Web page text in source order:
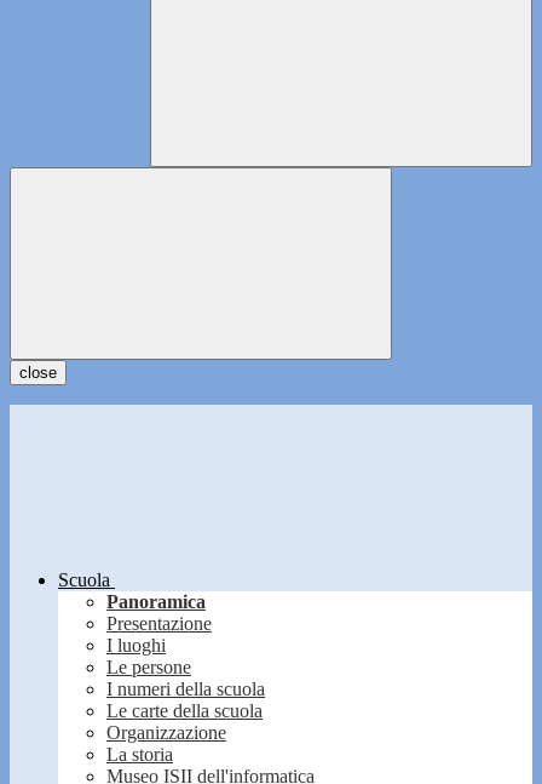
close
Scuola
Panoramica
Presentazione
I luoghi
Le persone
I numeri della scuola
Le carte della scuola
Organizzazione
La storia
Museo ISII dell'informatica